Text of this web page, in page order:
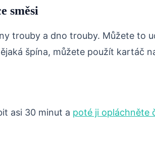
směsi
trouby a dno trouby. Můžete to
špína, můžete použít kartáč
asi 30 minut a poté ji opláchněte